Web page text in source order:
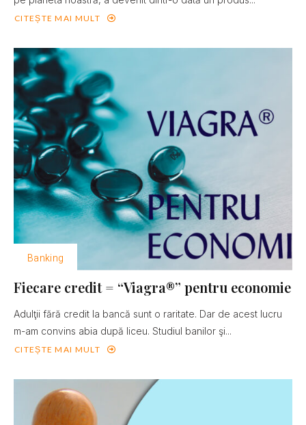
CITEȘTE MAI MULT
Banking
Fiecare credit = “Viagra®” pentru economie
Adulţii fără credit la bancă sunt o raritate. Dar de acest lucru
m-am convins abia după liceu. Studiul banilor şi...
CITEȘTE MAI MULT